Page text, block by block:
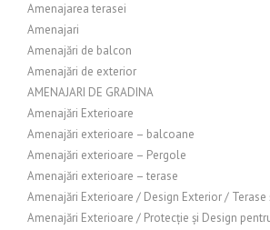
Amenajarea terasei
Amenajari
Amenajări de balcon
Amenajări de exterior
AMENAJARI DE GRADINA
Amenajări Exterioare
Amenajări exterioare – balcoane
Amenajări exterioare – Pergole
Amenajări exterioare – terase
Amenajări Exterioare / Design Exterior / Terase
Amenajări Exterioare / Protecție și Design